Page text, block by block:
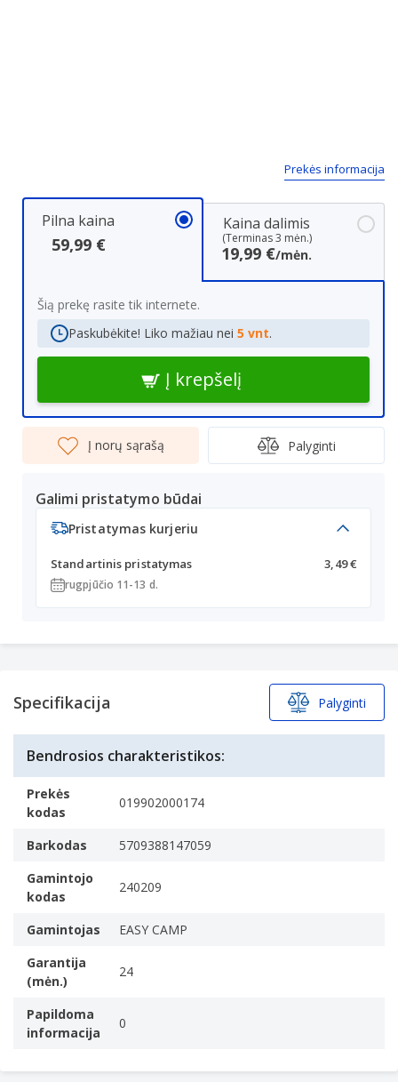
Prekės informacija
Pilna kaina
59,99 €
Kaina dalimis
(Terminas 3 mėn.)
19,99 €/mėn.
Šią prekę rasite tik internete.
Paskubėkite! Liko mažiau nei 5 vnt.
Į krepšelį
Į norų sąrašą Palyginti
Galimi pristatymo būdai
Pristatymas kurjeriu
Standartinis pristatymas 3,49 €
rugpjūčio 11-13 d.
Specifikacija Palyginti
Bendrosios charakteristikos:
Prekės
kodas
019902000174
Barkodas
5709388147059
Gamintojo
kodas
240209
Gamintojas
EASY CAMP
Garantija
(mėn.)
24
Papildoma
informacija
0